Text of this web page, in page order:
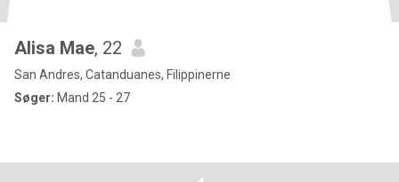
Alisa Mae, 22
San Andres, Catanduanes, Filippinerne
Søger: Mand 25 - 27